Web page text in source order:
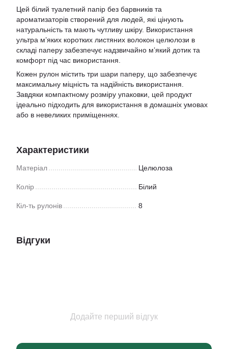
Цей білий туалетний папір без барвників та
ароматизаторів створений для людей, які цінують
натуральність та мають чутливу шкіру. Використання
ультра м’яких коротких листяних волокон целюлози в
складі паперу забезпечує надзвичайно м’який дотик та
комфорт під час використання.
Кожен рулон містить три шари паперу, що забезпечує
максимальну міцність та надійність використання.
Завдяки компактному розміру упаковки, цей продукт
ідеально підходить для використання в домашніх умовах
або в невеликих приміщеннях.
Характеристики
Матеріал Целюлоза
Колір Білий
Кіл-ть рулонів 8
Відгуки
Додайте перший відгук